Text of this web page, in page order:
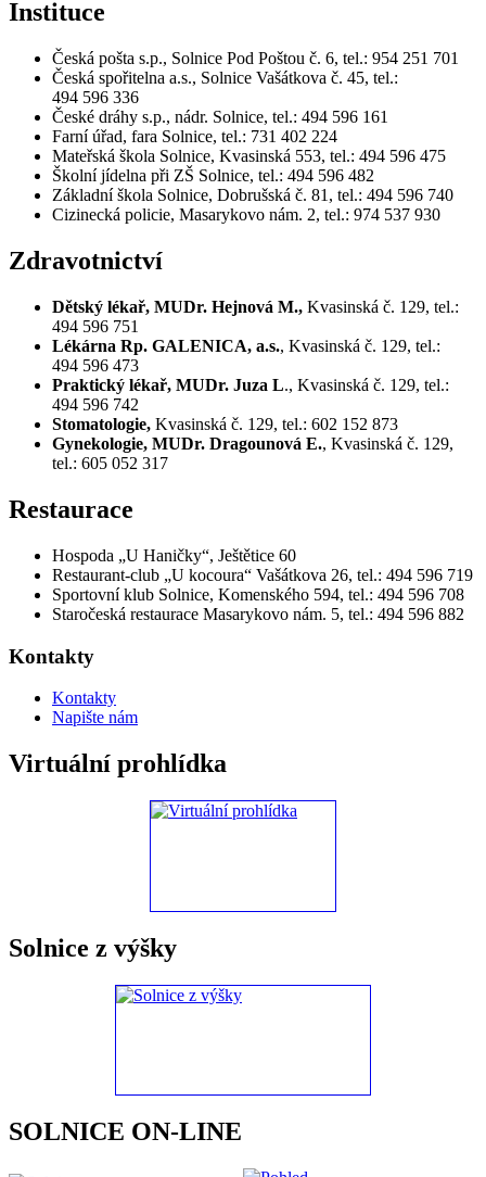
Instituce
Česká pošta s.p., Solnice Pod Poštou č. 6, tel.: 954 251 701
Česká spořitelna a.s., Solnice Vašátkova č. 45, tel.:
494 596 336
České dráhy s.p., nádr. Solnice, tel.: 494 596 161
Farní úřad, fara Solnice, tel.: 731 402 224
Mateřská škola Solnice, Kvasinská 553, tel.: 494 596 475
Školní jídelna při ZŠ Solnice, tel.: 494 596 482
Základní škola Solnice, Dobrušská č. 81, tel.: 494 596 740
Cizinecká policie, Masarykovo nám. 2, tel.: 974 537 930
Zdravotnictví
Dětský lékař, MUDr. Hejnová M., Kvasinská č. 129, tel.:
494 596 751
Lékárna Rp. GALENICA, a.s., Kvasinská č. 129, tel.:
494 596 473
Praktický lékař, MUDr. Juza L., Kvasinská č. 129, tel.:
494 596 742
Stomatologie, Kvasinská č. 129, tel.: 602 152 873
Gynekologie, MUDr. Dragounová E., Kvasinská č. 129,
tel.: 605 052 317
Restaurace
Hospoda „U Haničky“, Ještětice 60
Restaurant-club „U kocoura“ Vašátkova 26, tel.: 494 596 719
Sportovní klub Solnice, Komenského 594, tel.: 494 596 708
Staročeská restaurace Masarykovo nám. 5, tel.: 494 596 882
Kontakty
Kontakty
Napište nám
Virtuální prohlídka
Solnice z výšky
SOLNICE ON-LINE